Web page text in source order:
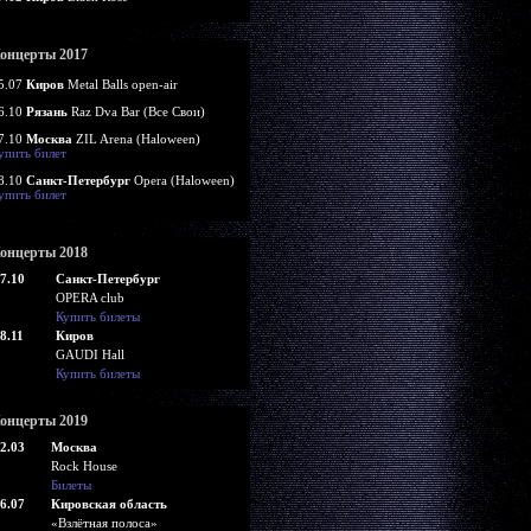
2017
Киров Metal Balls open-air
Рязань Raz Dva Bar (Все Свои)
Москва ZIL Arena (Haloween)
билет
Санкт-Петербург Opera (Haloween)
билет
2018
Санкт-Петербург
OPERA club
Купить билеты
Киров
GAUDI Hall
Купить билеты
2019
Москва
Rock House
Билеты
Кировская область
«Взлётная полоса»